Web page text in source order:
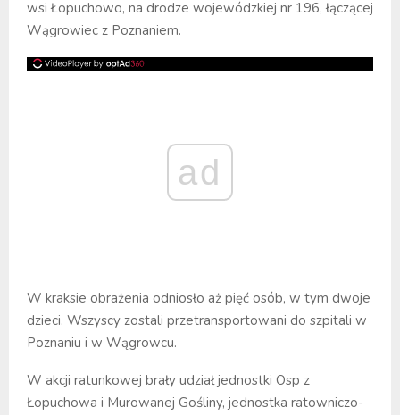
wsi Łopuchowo, na drodze wojewódzkiej nr 196, łączącej
Wągrowiec z Poznaniem.
ad
W kraksie obrażenia odniosło aż pięć osób, w tym dwoje
dzieci. Wszyscy zostali przetransportowani do szpitali w
Poznaniu i w Wągrowcu.
W akcji ratunkowej brały udział jednostki Osp z
Łopuchowa i Murowanej Gośliny, jednostka ratowniczo-